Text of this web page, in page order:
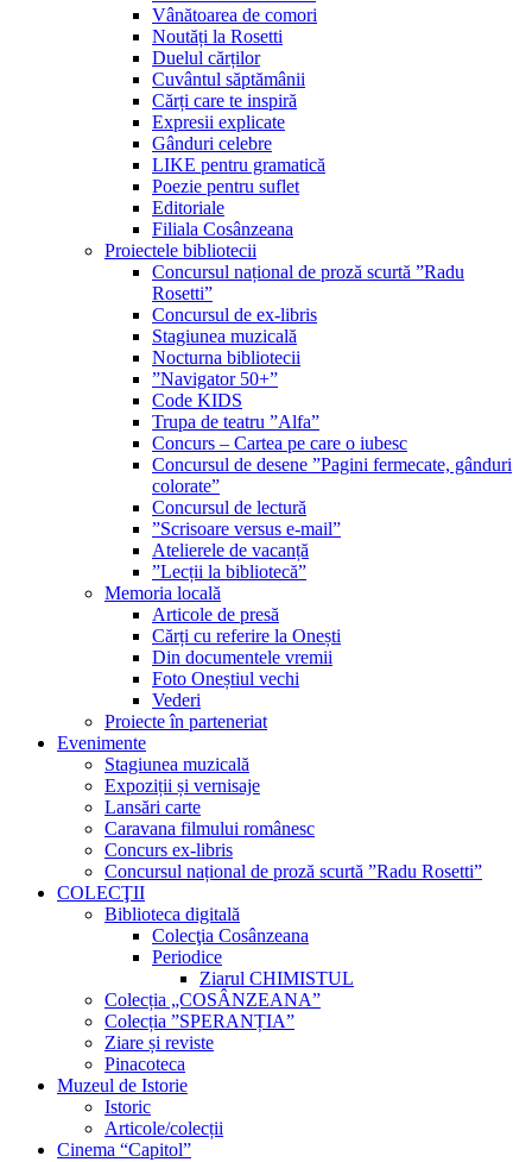
Vânătoarea de comori
Noutăți la Rosetti
Duelul cărților
Cuvântul săptămânii
Cărți care te inspiră
Expresii explicate
Gânduri celebre
LIKE pentru gramatică
Poezie pentru suflet
Editoriale
Filiala Cosânzeana
Proiectele bibliotecii
Concursul național de proză scurtă ”Radu
Rosetti”
Concursul de ex-libris
Stagiunea muzicală
Nocturna bibliotecii
”Navigator 50+”
Code KIDS
Trupa de teatru ”Alfa”
Concurs – Cartea pe care o iubesc
Concursul de desene ”Pagini fermecate, gânduri
colorate”
Concursul de lectură
”Scrisoare versus e-mail”
Atelierele de vacanță
”Lecții la bibliotecă”
Memoria locală
Articole de presă
Cărți cu referire la Onești
Din documentele vremii
Foto Oneștiul vechi
Vederi
Proiecte în parteneriat
Evenimente
Stagiunea muzicală
Expoziții și vernisaje
Lansări carte
Caravana filmului românesc
Concurs ex-libris
Concursul național de proză scurtă ”Radu Rosetti”
COLECŢII
Biblioteca digitală
Colecţia Cosânzeana
Periodice
Ziarul CHIMISTUL
Colecția „COSÂNZEANA”
Colecția ”SPERANȚIA”
Ziare și reviste
Pinacoteca
Muzeul de Istorie
Istoric
Articole/colecții
Cinema “Capitol”